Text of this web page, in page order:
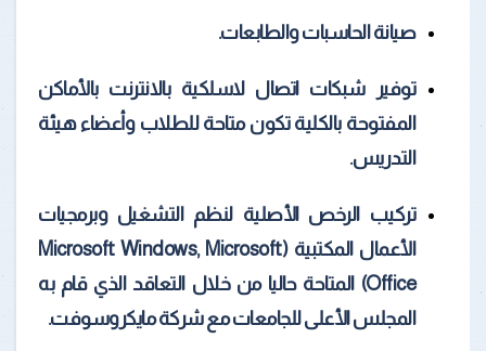
صيانة الحاسبات والطابعات.
توفير شبكات اتصال لاسلكية بالانترنت بالأماكن
المفتوحة بالكلية تكون متاحة للطلاب وأعضاء هيئة
التدريس.
تركيب الرخص الأصلية لنظم التشغيل وبرمجيات
الأعمال المكتبية (Microsoft Windows, Microsoft
Office) المتاحة حاليا من خلال التعاقد الذي قام به
المجلس الأعلى للجامعات مع شركة مايكروسوفت.